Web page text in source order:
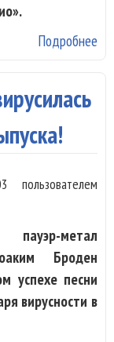
Подробнее
пользователем
пауэр-метал
Броден
успехе песни
вирусности в